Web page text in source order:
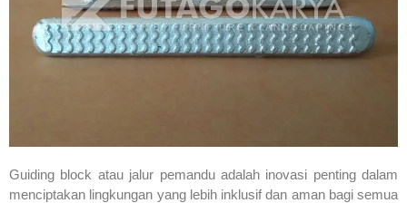
Guiding block atau jalur pemandu adalah inovasi penting dalam
menciptakan lingkungan yang lebih inklusif dan aman bagi semua